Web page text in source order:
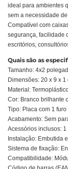
ideal para ambientes
sem a necessidade
Compatível com
segurança, facilidade
escritórios,
Quais são as
Tamanho: 4x2
Dimensões: 20 x 9 x
Material:
Cor: Branco brilhante
Tipo: Placa com 1
Acabamento: Sem
Acessórios inclusos:
Instalação: Embutida
Sistema de fixação:
Compatibilidade: